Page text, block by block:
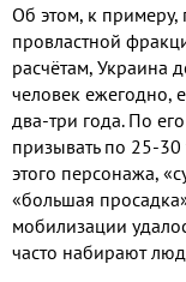
Об этом, к примеру,
провластной
расчётам, Украина
человек ежегодно,
два-три года. По
призывать по 25-
этого персонажа,
«большая
мобилизации
часто набирают